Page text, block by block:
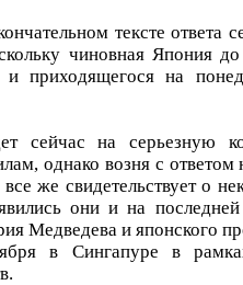
тексте ответа
чиновная Япония
приходящегося на
сейчас на серьезную
однако возня с ответом
же свидетельствует о
они и на последней
Медведева и японского
в Сингапуре в